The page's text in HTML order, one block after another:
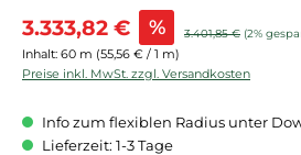
Verkaufspreis:
3.333,82 € % Regulärer Preis:
3.401,85 € (2%
Inhalt: 60 m (55,56 € / 1 m)
Preise inkl. MwSt. zzgl. Versandkosten
Info zum flexiblen Radius unter
Lieferzeit: 1-3 Tage